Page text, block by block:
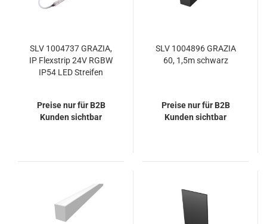
SLV 1004737 GRAZIA,
IP Flexstrip 24V RGBW
IP54 LED Streifen
Preise nur für B2B
Kunden sichtbar
SLV 1004896 GRAZIA
60, 1,5m schwarz
Preise nur für B2B
Kunden sichtbar